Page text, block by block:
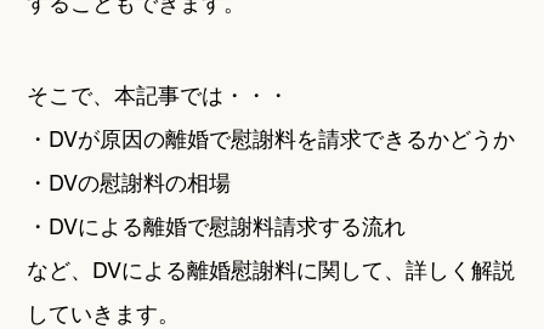
そこで、本記事では・・・
・DVが原因の離婚で慰謝料を請求できるかどうか
・DVの慰謝料の相場
・DVによる離婚で慰謝料請求する流れ
など、DVによる離婚慰謝料に関して、詳しく解説
していきます。